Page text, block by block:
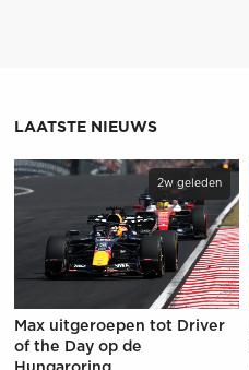
LAATSTE NIEUWS
2w geleden
Max uitgeroepen tot Driver
of the Day op de